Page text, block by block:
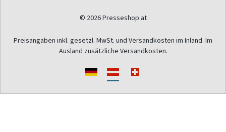
© 2026 Presseshop.at
Preisangaben inkl. gesetzl. MwSt. und Versandkosten im Inland. Im
Ausland zusätzliche Versandkosten.